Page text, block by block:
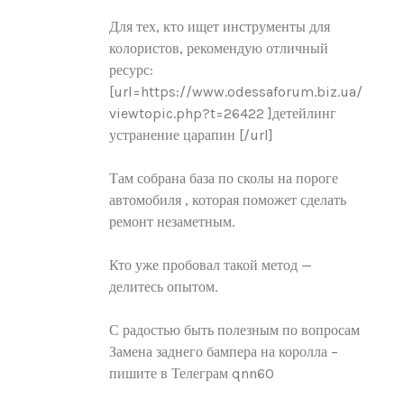
Для тех, кто ищет инструменты для
колористов, рекомендую отличный
ресурс:
[url=https://www.odessaforum.biz.ua/
viewtopic.php?t=26422 ]детейлинг
устранение царапин [/url]
Там собрана база по сколы на пороге
автомобиля , которая поможет сделать
ремонт незаметным.
Кто уже пробовал такой метод —
делитесь опытом.
С радостью быть полезным по вопросам
Замена заднего бампера на королла –
пишите в Телеграм qnn60